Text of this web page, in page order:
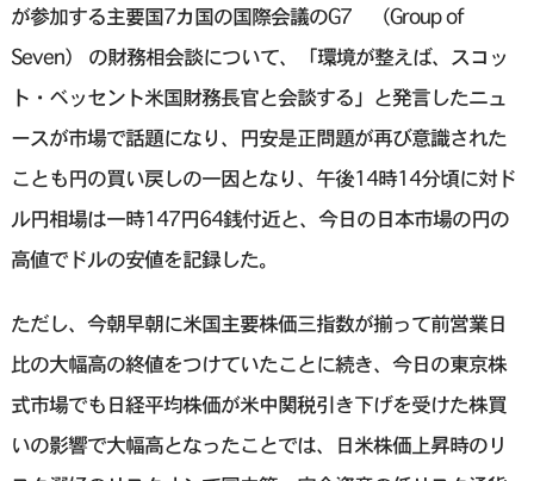
が参加する主要国7カ国の国際会議のG7 （Group of
Seven） の財務相会談について、「環境が整えば、スコッ
ト・ベッセント米国財務長官と会談する」と発言したニュ
ースが市場で話題になり、円安是正問題が再び意識された
ことも円の買い戻しの一因となり、午後14時14分頃に対ド
ル円相場は一時147円64銭付近と、今日の日本市場の円の
高値でドルの安値を記録した。
ただし、今朝早朝に米国主要株価三指数が揃って前営業日
比の大幅高の終値をつけていたことに続き、今日の東京株
式市場でも日経平均株価が米中関税引き下げを受けた株買
いの影響で大幅高となったことでは、日米株価上昇時のリ